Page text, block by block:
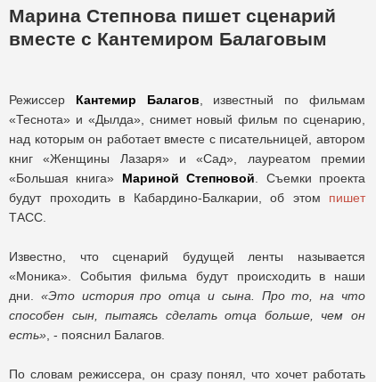
Марина Степнова пишет сценарий
вместе с Кантемиром Балаговым
Режиссер Кантемир Балагов , известный по фильмам
«Теснота» и «Дылда», снимет новый фильм по сценарию,
над которым он работает вместе с писательницей, автором
книг «Женщины Лазаря» и «Сад», лауреатом премии
«Большая книга» Мариной Степновой . Съемки проекта
будут проходить в Кабардино-Балкарии, об этом пишет
ТАСС.
Известно, что сценарий будущей ленты называется
«Моника». События фильма будут происходить в наши
дни. «Это история про отца и сына. Про то, на что
способен сын, пытаясь сделать отца больше, чем он
есть» , - пояснил Балагов.
По словам режиссера, он сразу понял, что хочет работать